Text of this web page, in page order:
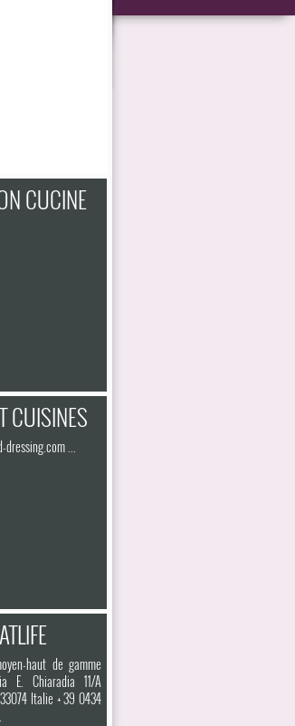
CUCINE
CUISINES
...
haut de gamme
E. Chiaradia 11/A
Italie + 39 0434